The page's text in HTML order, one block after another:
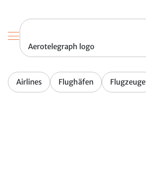
Aerotelegraph logo
Airlines Flughäfen Flugzeuge